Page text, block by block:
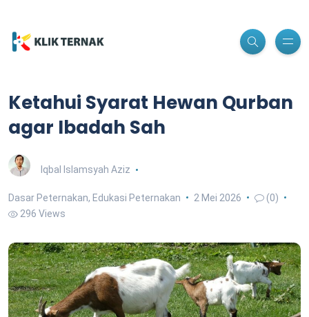
Ketahui Syarat Hewan Qurban
agar Ibadah Sah
Iqbal Islamsyah Aziz
Dasar Peternakan, Edukasi Peternakan 2 Mei 2026
(0)
296 Views